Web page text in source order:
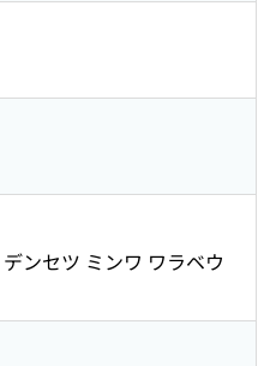
デンセツ ミンワ ワラベウ